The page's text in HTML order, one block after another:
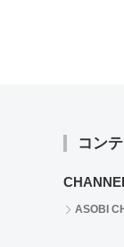
コン
ASOBI